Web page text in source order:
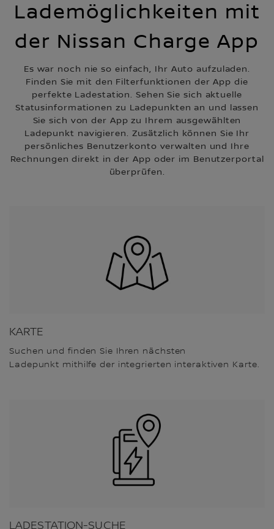
Lademöglichkeiten mit
der Nissan Charge App
Es war noch nie so einfach, Ihr Auto aufzuladen.
Finden Sie mit den Filterfunktionen der App die
perfekte Ladestation. Sehen Sie sich aktuelle
Statusinformationen zu Ladepunkten an und lassen
Sie sich von der App zu Ihrem ausgewählten
Ladepunkt navigieren. Zusätzlich können Sie Ihr
persönliches Benutzerkonto verwalten und Ihre
Rechnungen direkt in der App oder im Benutzerportal
überprüfen.
KARTE
Suchen und finden Sie Ihren nächsten
Ladepunkt mithilfe der integrierten interaktiven Karte.
LADESTATION-SUCHE